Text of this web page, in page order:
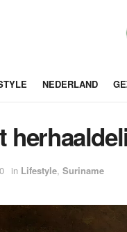
NEDERLAND
in Lifestyle, Suriname